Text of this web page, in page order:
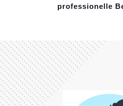
professionelle